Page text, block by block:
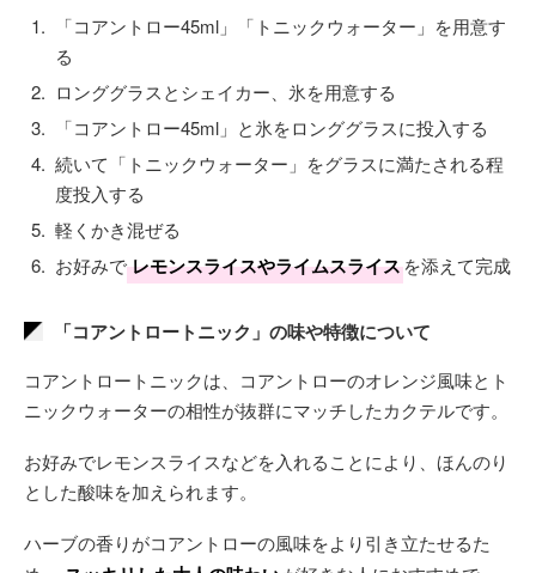
「コアントロー45ml」「トニックウォーター」を用意す
る
ロンググラスとシェイカー、氷を用意する
「コアントロー45ml」と氷をロンググラスに投入する
続いて「トニックウォーター」をグラスに満たされる程
度投入する
軽くかき混ぜる
お好みでレモンスライスやライムスライスを添えて完成
「コアントロートニック」の味や特徴について
コアントロートニックは、コアントローのオレンジ風味とト
ニックウォーターの相性が抜群にマッチしたカクテルです。
お好みでレモンスライスなどを入れることにより、ほんのり
とした酸味を加えられます。
ハーブの香りがコアントローの風味をより引き立たせるた